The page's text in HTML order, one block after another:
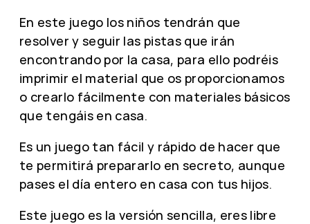
En este juego los niños tendrán que
resolver y seguir las pistas que irán
encontrando por la casa, para ello podréis
imprimir el material que os proporcionamos
o crearlo fácilmente con materiales básicos
que tengáis en casa.
Es un juego tan fácil y rápido de hacer que
te permitirá prepararlo en secreto, aunque
pases el día entero en casa con tus hijos.
Este juego es la versión sencilla, eres libre